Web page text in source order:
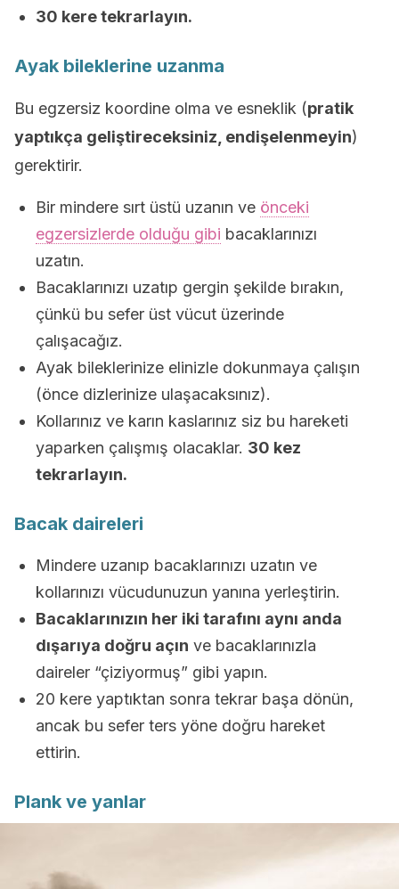
30 kere tekrarlayın.
Ayak bileklerine uzanma
Bu egzersiz koordine olma ve esneklik (pratik
yaptıkça geliştireceksiniz, endişelenmeyin)
gerektirir.
Bir mindere sırt üstü uzanın ve önceki
egzersizlerde olduğu gibi bacaklarınızı
uzatın.
Bacaklarınızı uzatıp gergin şekilde bırakın,
çünkü bu sefer üst vücut üzerinde
çalışacağız.
Ayak bileklerinize elinizle dokunmaya çalışın
(önce dizlerinize ulaşacaksınız).
Kollarınız ve karın kaslarınız siz bu hareketi
yaparken çalışmış olacaklar. 30 kez
tekrarlayın.
Bacak daireleri
Mindere uzanıp bacaklarınızı uzatın ve
kollarınızı vücudunuzun yanına yerleştirin.
Bacaklarınızın her iki tarafını aynı anda
dışarıya doğru açın ve bacaklarınızla
daireler “çiziyormuş” gibi yapın.
20 kere yaptıktan sonra tekrar başa dönün,
ancak bu sefer ters yöne doğru hareket
ettirin.
Plank ve yanlar